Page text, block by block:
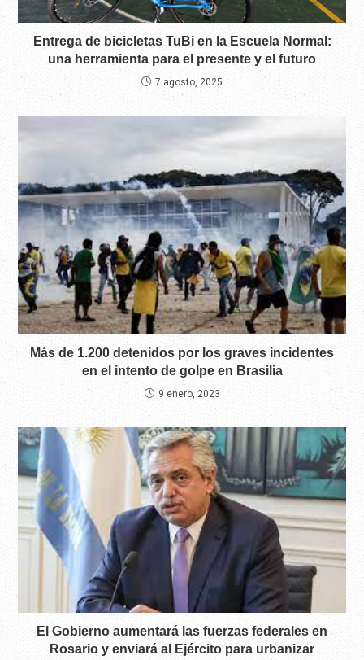
Entrega de bicicletas TuBi en la Escuela Normal:
una herramienta para el presente y el futuro
7 agosto, 2025
Más de 1.200 detenidos por los graves incidentes
en el intento de golpe en Brasilia
9 enero, 2023
El Gobierno aumentará las fuerzas federales en
Rosario y enviará al Ejército para urbanizar